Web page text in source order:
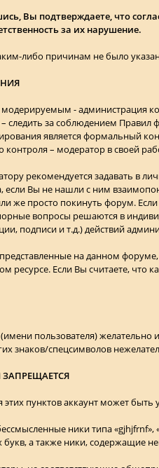
Вы подтверждаете, что
за их нарушение.
либо причинам не было
модерируемым - администрация
следить за соблюдением
является формальный
– модератор в своей
рекомендуется задавать в
если Вы не нашли с ним
же просто покинуть форум.
вопросы решаются в
подписи и т.д.) действий
на данном
ресурсе. Если Вы считаете, что
пользователя) желательно
знаков/спецсимволов
пунктов аккаунт может быть
ники типа
букв, а также ники,